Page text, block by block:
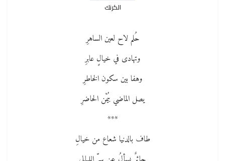
الكرنك
حُلم لاح لعين الساهرِ
وتهادى في خيالٍ عابرِ
وهفا بين سكون الخاطرِ
يصل الماضي بيُمْن الحاضرِ
***
طاف بالدنيا شعاع من خيالِ